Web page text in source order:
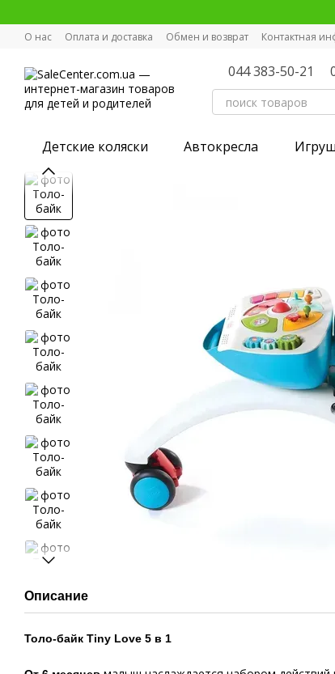
О нас Оплата и доставка Обмен и возврат Контактная
044 383-50-21
Детские коляски Автокресла
Описание
Толо-байк Tiny Love 5 в 1